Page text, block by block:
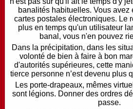
banalités habituelles. Vous avez
cartes postales électroniques. Le
plus en temps qu'un utilisateur
banal, vous n'en pouvez
Dans la précipitation, dans les
volonté de bien à faire à bon
d'autorités supérieures, cette
tierce personne n’est devenu plus
Les porte-drapeaux, mêmes
sont légions. Donner des ordres
passe.